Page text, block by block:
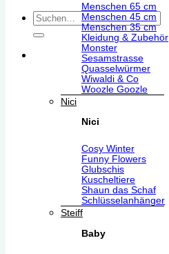
Suchen
nach:
Menschen 65 cm
Menschen 45 cm
Menschen 35 cm
Kleidung & Zubehör
Monster
Sesamstrasse
Quasselwürmer
Wiwaldi & Co
Woozle Goozle
Nici
Nici
Cosy Winter
Funny Flowers
Glubschis
Kuscheltiere
Shaun das Schaf
Schlüsselanhänger
Steiff
Baby